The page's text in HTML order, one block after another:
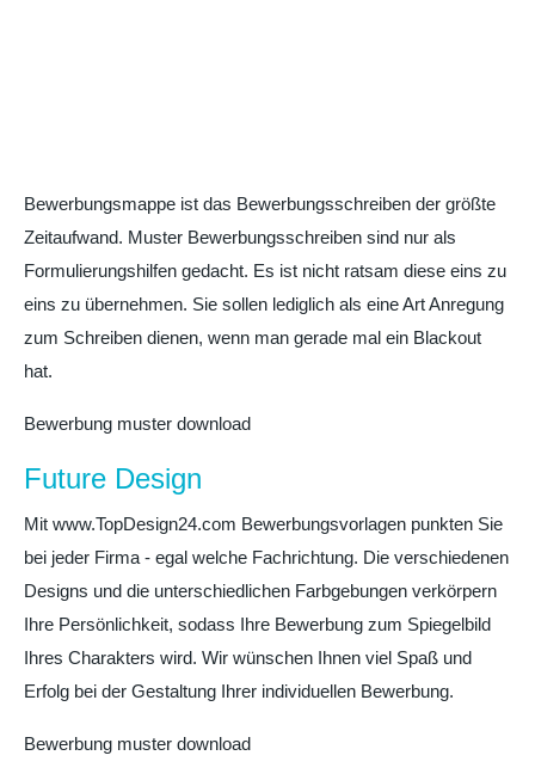
Bewerbungsmappe ist das Bewerbungsschreiben der größte
Zeitaufwand. Muster Bewerbungsschreiben sind nur als
Formulierungshilfen gedacht. Es ist nicht ratsam diese eins zu
eins zu übernehmen. Sie sollen lediglich als eine Art Anregung
zum Schreiben dienen, wenn man gerade mal ein Blackout
hat.
Bewerbung muster download
Future Design
Mit www.TopDesign24.com Bewerbungsvorlagen punkten Sie
bei jeder Firma - egal welche Fachrichtung. Die verschiedenen
Designs und die unterschiedlichen Farbgebungen verkörpern
Ihre Persönlichkeit, sodass Ihre Bewerbung zum Spiegelbild
Ihres Charakters wird. Wir wünschen Ihnen viel Spaß und
Erfolg bei der Gestaltung Ihrer individuellen Bewerbung.
Bewerbung muster download